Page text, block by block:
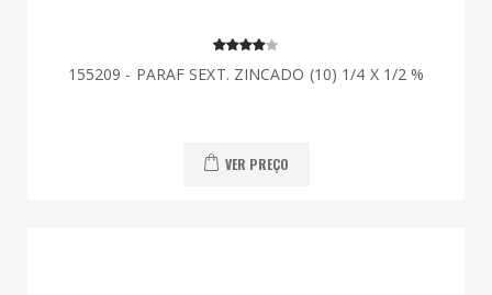
155209 - PARAF SEXT. ZINCADO (10) 1/4 X 1/2 %
VER PREÇO